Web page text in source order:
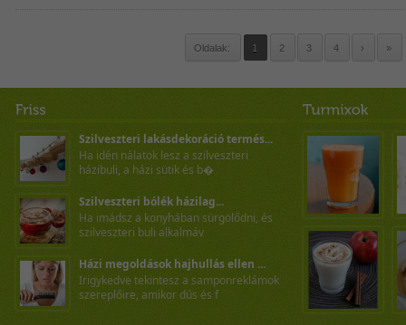
Oldalak: 1 2 3 4 › »
Szilveszteri lakásdekoráció termés...
Ha idén nálatok lesz a szilveszteri
házibuli, a házi sütik és b�
Szilveszteri bólék házilag...
Ha imádsz a konyhában sürgölődni, és
szilveszteri buli alkalmáv
Házi megoldások hajhullás ellen ...
Irigykedve tekintesz a samponreklámok
szereplőire, amikor dús és f